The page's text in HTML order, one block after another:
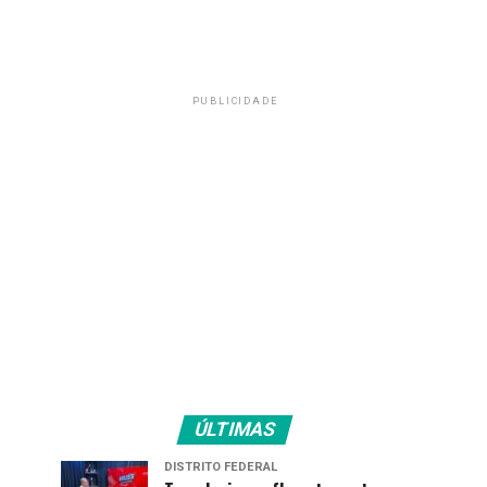
PUBLICIDADE
ÚLTIMAS
DISTRITO FEDERAL